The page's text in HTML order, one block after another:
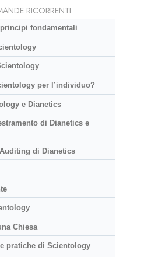
RICORRENTI
fondamentali
per l’individuo?
e Dianetics
di Dianetics e
di Dianetics
Chiesa
pratiche di Scientology